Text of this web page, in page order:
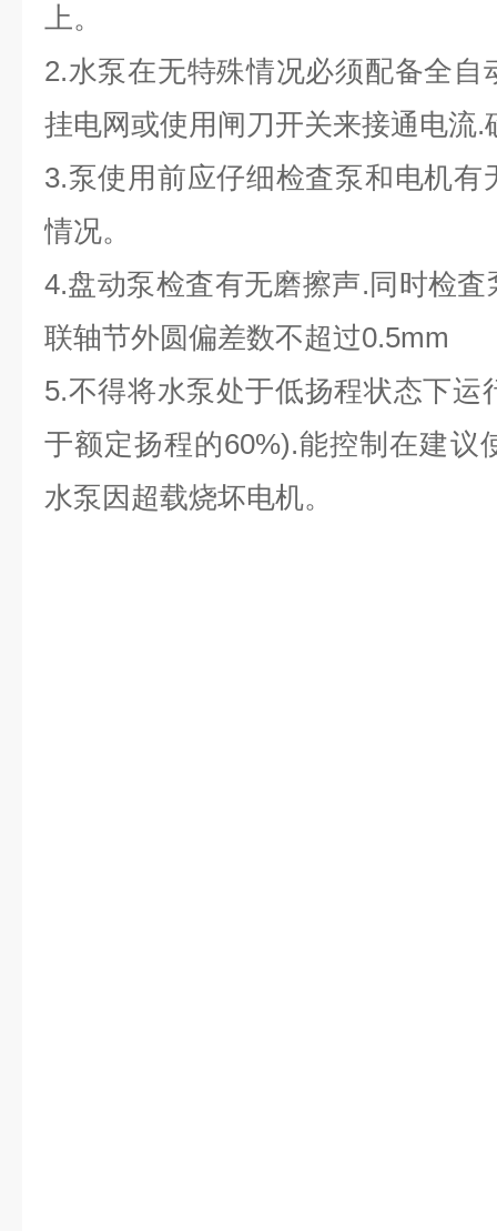
上。
2.水泵在无特殊情况必须配备全
挂电网或使用闸刀开关来接通电流.
3.泵使用前应仔细检査泵和电机
情况。
4.盘动泵检査有无磨擦声.同时检
联轴节外圆偏差数不超过0.5mm
5.不得将水泵处于低扬程状态下运
于额定扬程的60%).能控制在建议
水泵因超载烧坏电机。